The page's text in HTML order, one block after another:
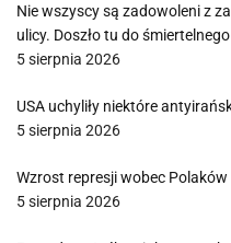
Nie wszyscy są zadowoleni z
ulicy. Doszło tu do
5 sierpnia 2026
USA uchyliły niektóre
5 sierpnia 2026
Wzrost represji wobec Polaków
5 sierpnia 2026